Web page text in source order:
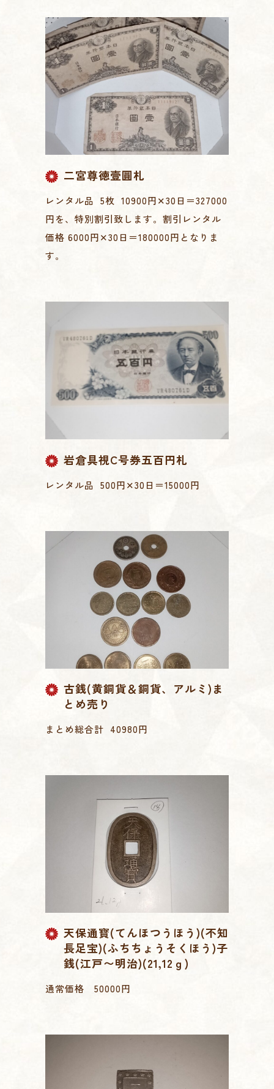
二宮尊徳壹圓札
レンタル品 5枚 10900円✕30日＝327000
円を、特別割引致します。割引レンタル
価格 6000円✕30日＝180000円となりま
す。
岩倉具視C号券五百円札
レンタル品 500円✕30日＝15000円
古銭(黄銅貨＆銅貨、アルミ)ま
とめ売り
まとめ総合計 40980円
天保通寳(てんほつうほう)(不知
長足宝)(ふちちょうそくほう)子
銭(江戸〜明治)(21,12ｇ)
通常価格 50000円